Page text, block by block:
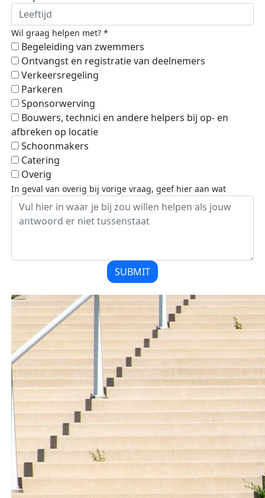
Wil graag helpen met? *
Begeleiding van zwemmers
Ontvangst en registratie van deelnemers
Verkeersregeling
Parkeren
Sponsorwerving
Bouwers, technici en andere helpers bij op- en
afbreken op locatie
Schoonmakers
Catering
Overig
In geval van overig bij vorige vraag, geef hier aan wat
SUBMIT